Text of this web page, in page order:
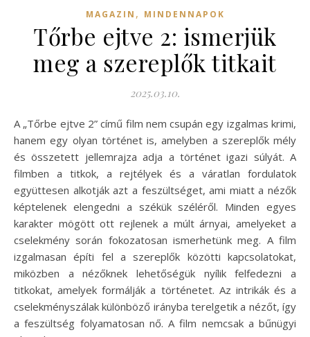
MAGAZIN , MINDENNAPOK
Tőrbe ejtve 2: ismerjük
meg a szereplők titkait
2025.03.10.
A „Tőrbe ejtve 2” című film nem csupán egy izgalmas krimi,
hanem egy olyan történet is, amelyben a szereplők mély
és összetett jellemrajza adja a történet igazi súlyát. A
filmben a titkok, a rejtélyek és a váratlan fordulatok
együttesen alkotják azt a feszültséget, ami miatt a nézők
képtelenek elengedni a székük széléről. Minden egyes
karakter mögött ott rejlenek a múlt árnyai, amelyeket a
cselekmény során fokozatosan ismerhetünk meg. A film
izgalmasan építi fel a szereplők közötti kapcsolatokat,
miközben a nézőknek lehetőségük nyílik felfedezni a
titkokat, amelyek formálják a történetet. Az intrikák és a
cselekményszálak különböző irányba terelgetik a nézőt, így
a feszültség folyamatosan nő. A film nemcsak a bűnügyi